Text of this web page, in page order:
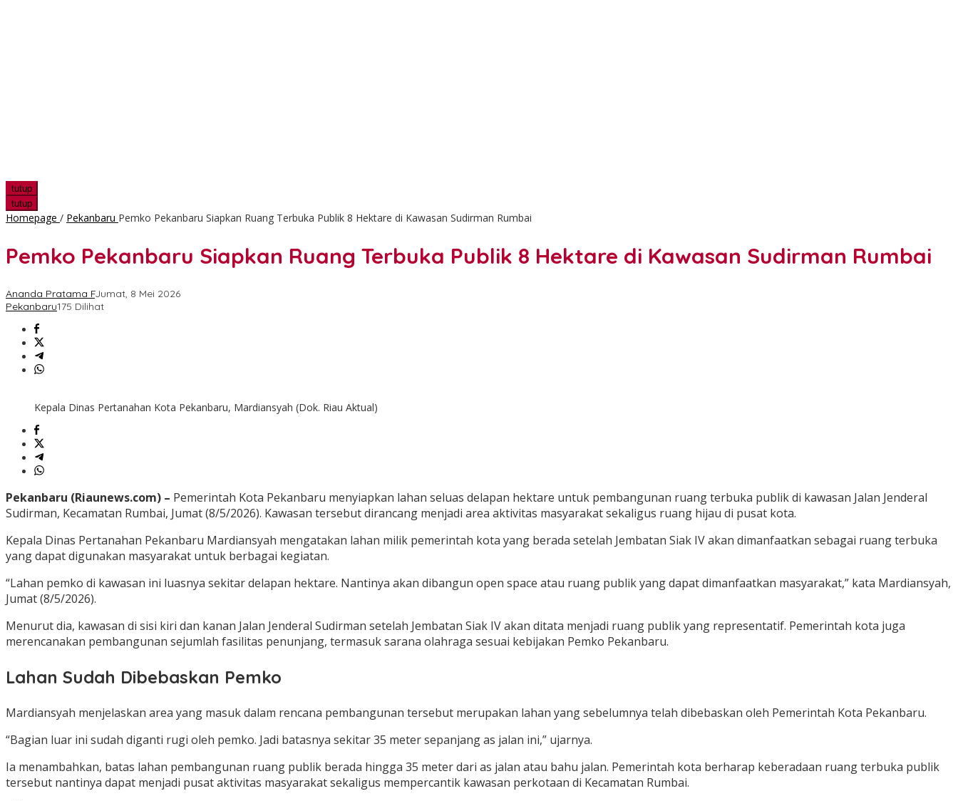
tutup
tutup
Homepage / Pekanbaru Pemko Pekanbaru Siapkan Ruang Terbuka Publik 8 Hektare di Kawasan Sudirman Rumbai
Pemko Pekanbaru Siapkan Ruang Terbuka Publik 8 Hektare di Kawasan Sudirman Rumbai
Ananda Pratama FJumat, 8 Mei 2026
Pekanbaru175 Dilihat
Kepala Dinas Pertanahan Kota Pekanbaru, Mardiansyah (Dok. Riau Aktual)
Pekanbaru (Riaunews.com) – Pemerintah Kota Pekanbaru menyiapkan lahan seluas delapan hektare untuk pembangunan ruang terbuka publik di kawasan Jalan Jenderal
Sudirman, Kecamatan Rumbai, Jumat (8/5/2026). Kawasan tersebut dirancang menjadi area aktivitas masyarakat sekaligus ruang hijau di pusat kota.
Kepala Dinas Pertanahan Pekanbaru Mardiansyah mengatakan lahan milik pemerintah kota yang berada setelah Jembatan Siak IVakan dimanfaatkan sebagai ruang terbuka
yang dapat digunakan masyarakat untuk berbagai kegiatan.
“Lahan pemko di kawasan ini luasnya sekitar delapan hektare. Nantinya akan dibangun open space atau ruang publik yang dapat dimanfaatkan masyarakat,” kata Mardiansyah,
Jumat (8/5/2026).
Menurut dia, kawasan di sisi kiri dan kanan Jalan Jenderal Sudirman setelah Jembatan Siak IV akan ditata menjadi ruang publik yang representatif. Pemerintah kota juga
merencanakan pembangunan sejumlah fasilitas penunjang, termasuk sarana olahraga sesuai kebijakan Pemko Pekanbaru.
Lahan Sudah Dibebaskan Pemko
Mardiansyah menjelaskan area yang masuk dalam rencana pembangunan tersebut merupakan lahan yang sebelumnya telah dibebaskan oleh Pemerintah Kota Pekanbaru.
“Bagian luar ini sudah diganti rugi oleh pemko. Jadi batasnya sekitar 35 meter sepanjang as jalan ini,” ujarnya.
Ia menambahkan, batas lahan pembangunan ruang publik berada hingga 35 meter dari as jalan atau bahu jalan. Pemerintah kota berharap keberadaan ruang terbuka publik
tersebut nantinya dapat menjadi pusat aktivitas masyarakat sekaligus mempercantik kawasan perkotaan di Kecamatan Rumbai.